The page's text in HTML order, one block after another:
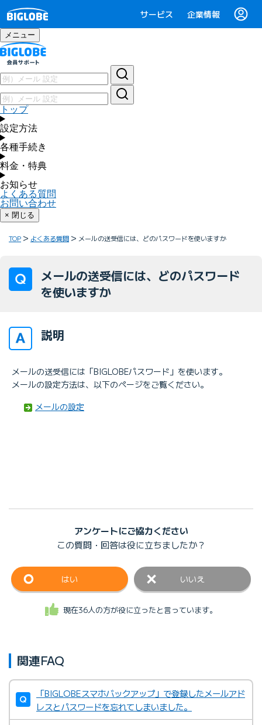
サービス 企業情報
メニュー
トップ
設定方法
各種手続き
料金・特典
お知らせ
よくある質問
お問い合わせ
× 閉じる
TOP よくある質問 メールの送受信には、どのパスワードを使いますか
メールの送受信には、どのパスワード
を使いますか
説明
メールの送受信には「BIGLOBEパスワード」を使います。
メールの設定方法は、以下のページをご覧ください。
メールの設定
アンケートにご協力ください
この質問・回答は役に立ちましたか？
はい いいえ
現在36人の方が役に立ったと言っています。
関連FAQ
「BIGLOBEスマホバックアップ」で登録したメールアド
レスとパスワードを忘れてしまいました。